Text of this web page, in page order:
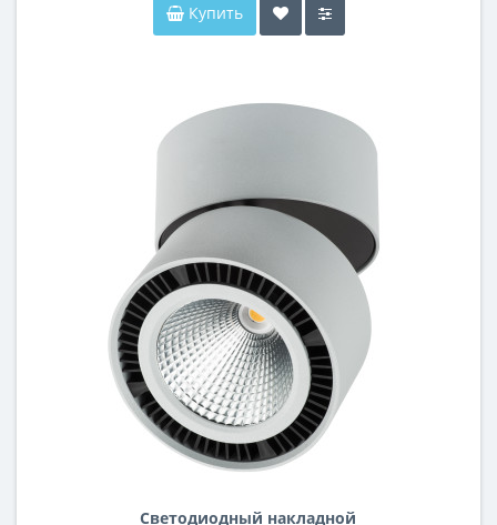
Купить
Светодиодный накладной